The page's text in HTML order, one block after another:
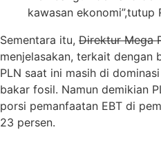
kawasan ekonomi”,tutup
Sementara itu, Direktur Mega
menjelasakan, terkait dengan
PLN saat ini masih di
bakar fosil. Namun demikian
porsi pemanfaatan EBT di
23 persen.